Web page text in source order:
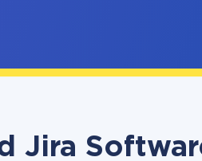
Jira